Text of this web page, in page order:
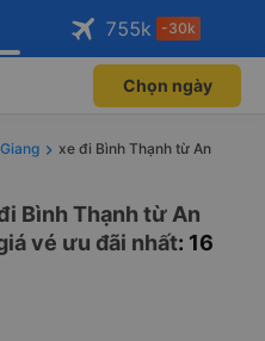
ngay!
viên độc
Mở app
máy bay qua
Mở app
755k -30k
Chọn ngày
xe đi Bình Thạnh từ An
Bình Thạnh từ An
vé ưu đãi nhất: 16